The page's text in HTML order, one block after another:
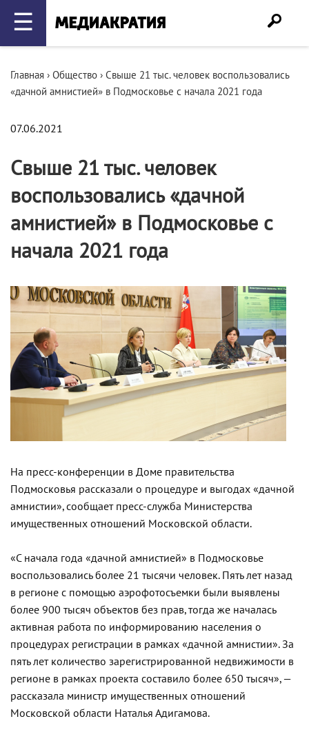
☰
Главная › Общество › Свыше 21 тыс. человек воспользовались
«дачной амнистией» в Подмосковье с начала 2021 года
07.06.2021
Свыше 21 тыс. человек
воспользовались «дачной
амнистией» в Подмосковье с
начала 2021 года
На пресс-конференции в Доме правительства
Подмосковья рассказали о процедуре и выгодах «дачной
амнистии», сообщает пресс-служба Министерства
имущественных отношений Московской области.
«С начала года «дачной амнистией» в Подмосковье
воспользовались более 21 тысячи человек. Пять лет назад
в регионе с помощью аэрофотосъемки были выявлены
более 900 тысяч объектов без прав, тогда же началась
активная работа по информированию населения о
процедурах регистрации в рамках «дачной амнистии». За
пять лет количество зарегистрированной недвижимости в
регионе в рамках проекта составило более 650 тысяч», —
рассказала министр имущественных отношений
Московской области Наталья Адигамова.